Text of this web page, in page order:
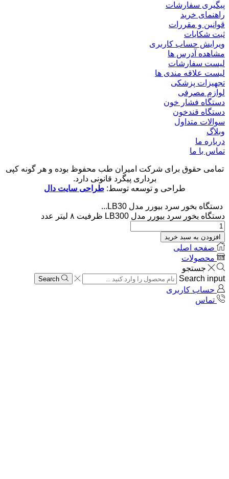
پیگیری سفارشات
راهنمای خرید
قوانین و مقررات
ثبت شکایات
ویرایش حساب کاربری
مشاهده آدرس ها
لیست سفارشات
لیست علاقه مندی ها
تجهیزات پزشکی
لوازم مصرفی
دستگاه فشار خون
دستگاه قندخون
سوالات متداول
وبلاگ
درباره ما
تماس با ما
تمامی حقوق برای شرکت امیران طب محفوظ بوده و هر گونه کپی
برداری پیگرد قانونی دارد.
طراحی و توسعه توسط:طراحی سایت دال
دستگاه بخور سرد بیورر مدل LB30...
دستگاه بخور سرد بیورر مدل LB300 ظرفیت ۸ لیتر عدد
افزودن به سبد خرید
صفحه اصلی
محصولات
جستجو
Search input
Search
حساب کاربری
تماس